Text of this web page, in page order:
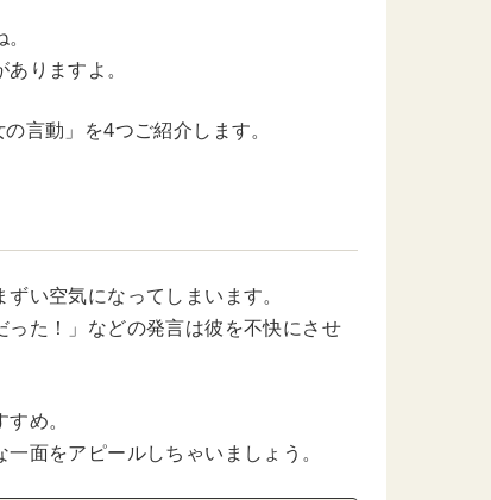
りますよ。
言動」を4つご紹介します。
い空気になってしまいます。
った！」などの発言は彼を不快にさせ
め。
面をアピールしちゃいましょう。